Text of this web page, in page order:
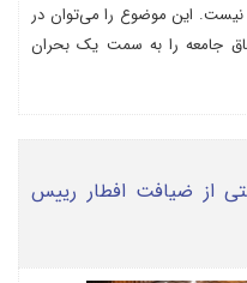
این موضوع را می‌توان در
جامعه را به سمت یک بحران
از ضیافت افطار رییس